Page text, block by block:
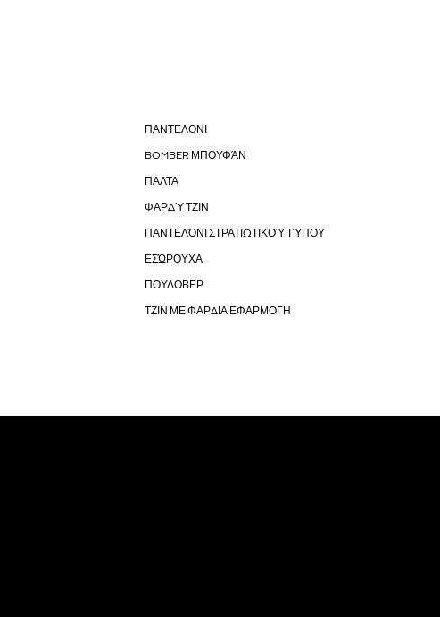
ΠΑΝΤΕΛΟΝΙ
BOMBER ΜΠΟΥΦΆΝ
ΠΑΛΤΑ
ΦΑΡΔΎ ΤΖΙΝ
ΠΑΝΤΕΛΌΝΙ ΣΤΡΑΤΙΩΤΙΚΟΎ ΤΎΠΟΥ
ΕΣΏΡΟΥΧΑ
ΠΟΥΛΟΒΕΡ
ΤΖΙΝ ΜΕ ΦΑΡΔΙΑ ΕΦΑΡΜΟΓΗ